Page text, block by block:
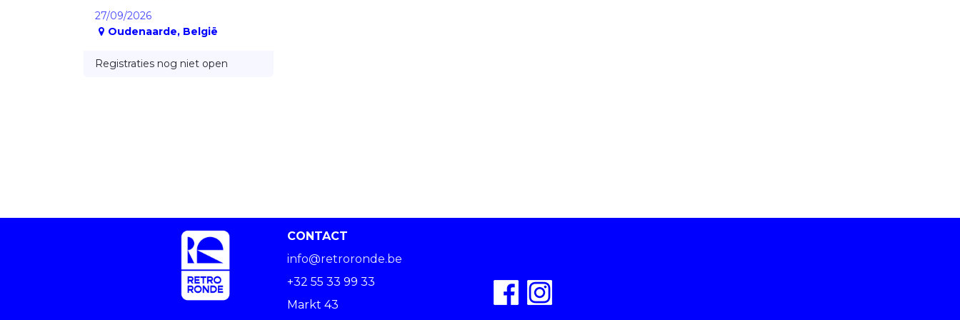
27/09/2026
Oudenaarde, België
Registraties nog niet open
CONTACT
info@retroronde.be
+32 55 33 99 33
Markt 43